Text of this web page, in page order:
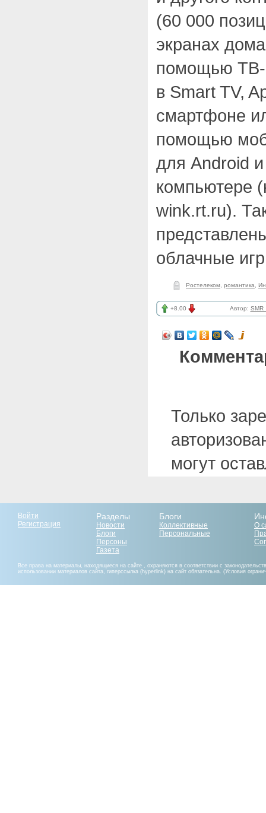
(60 000
экранах
помощью ТВ-
в Smart TV,
смартфоне
помощью
для Android
компьютере
wink.rt.ru).
облачные
Ростелеком романтика
+8.00 Автор:
Только
могут
Войти
Регистрация
Разделы
Новости
Блоги
Персоны
Газета
Блоги
Коллективные
Персональные
О
Все права на материалы, находящиеся на сайте , охраняются в соответствии с
использовании материалов сайта, гиперссылка (hyperlink) на сайт обязательна. (Условия